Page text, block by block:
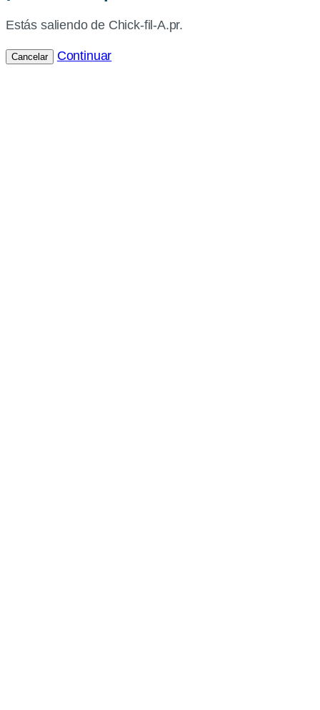
Estás saliendo de Chick-fil-A.pr.
Cancelar Continuar